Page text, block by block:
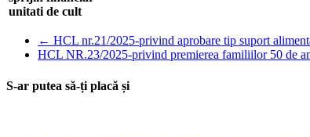
unitati de cult
← HCL nr.21/2025-privind aprobare tip suport
HCL NR.23/2025-privind premierea familiilor 50 de
S-ar putea să-ți placă și